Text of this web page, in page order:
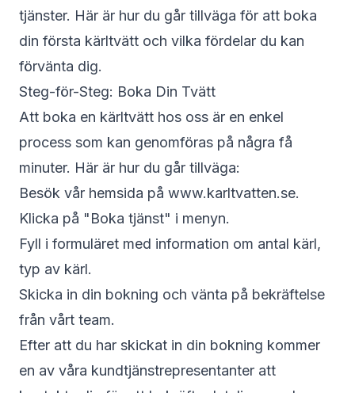
tjänster. Här är hur du går tillväga för att boka
din första kärltvätt och vilka fördelar du kan
förvänta dig.
Steg-för-Steg: Boka Din Tvätt
Att boka en kärltvätt hos oss är en enkel
process som kan genomföras på några få
minuter. Här är hur du går tillväga:
Besök vår hemsida på www.karltvatten.se.
Klicka på "Boka tjänst" i menyn.
Fyll i formuläret med information om antal kärl,
typ av kärl.
Skicka in din bokning och vänta på bekräftelse
från vårt team.
Efter att du har skickat in din bokning kommer
en av våra kundtjänstrepresentanter att